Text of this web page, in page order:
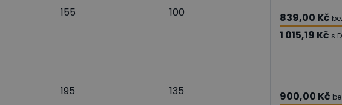
155 100 839,00 Kč
1 015,19 Kč s
195 135 900,00 Kč